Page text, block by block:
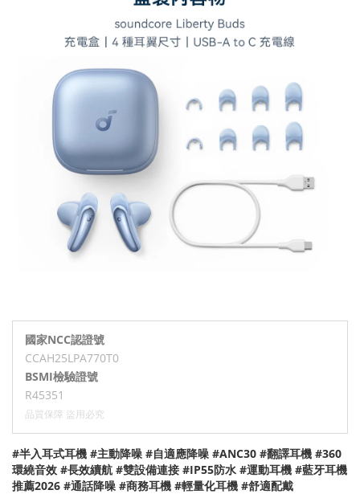
國家NCC認證號
CCAH25LPA770T0
BSMI檢驗證號
R45351
品質保障 盜用必究
#半入耳式耳機 #主動降噪 #自適應降噪 #ANC30 #翻譯耳機 #360
環繞音效 #長效續航 #雙設備連接 #IP55防水 #運動耳機 #藍牙耳機
推薦2026 #通話降噪 #商務耳機 #輕量化耳機 #舒適配戴